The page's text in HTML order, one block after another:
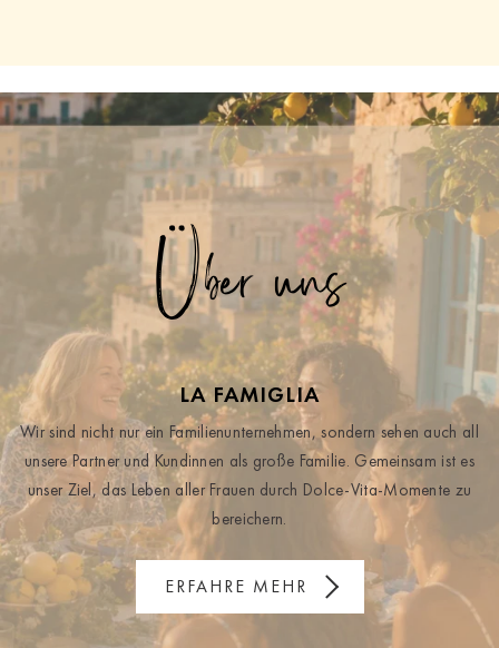
Über uns
LA FAMIGLIA
Wir sind nicht nur ein Familienunternehmen, sondern sehen auch all
unsere Partner und Kundinnen als große Familie. Gemeinsam ist es
unser Ziel, das Leben aller Frauen durch Dolce-Vita-Momente zu
bereichern.
ERFAHRE MEHR